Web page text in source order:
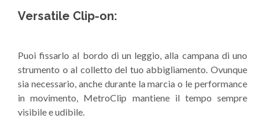
Versatile Clip-on:
Puoi fissarlo al bordo di un leggio, alla campana di uno
strumento o al colletto del tuo abbigliamento. Ovunque
sia necessario, anche durante la marcia o le performance
in movimento, MetroClip mantiene il tempo sempre
visibile e udibile.